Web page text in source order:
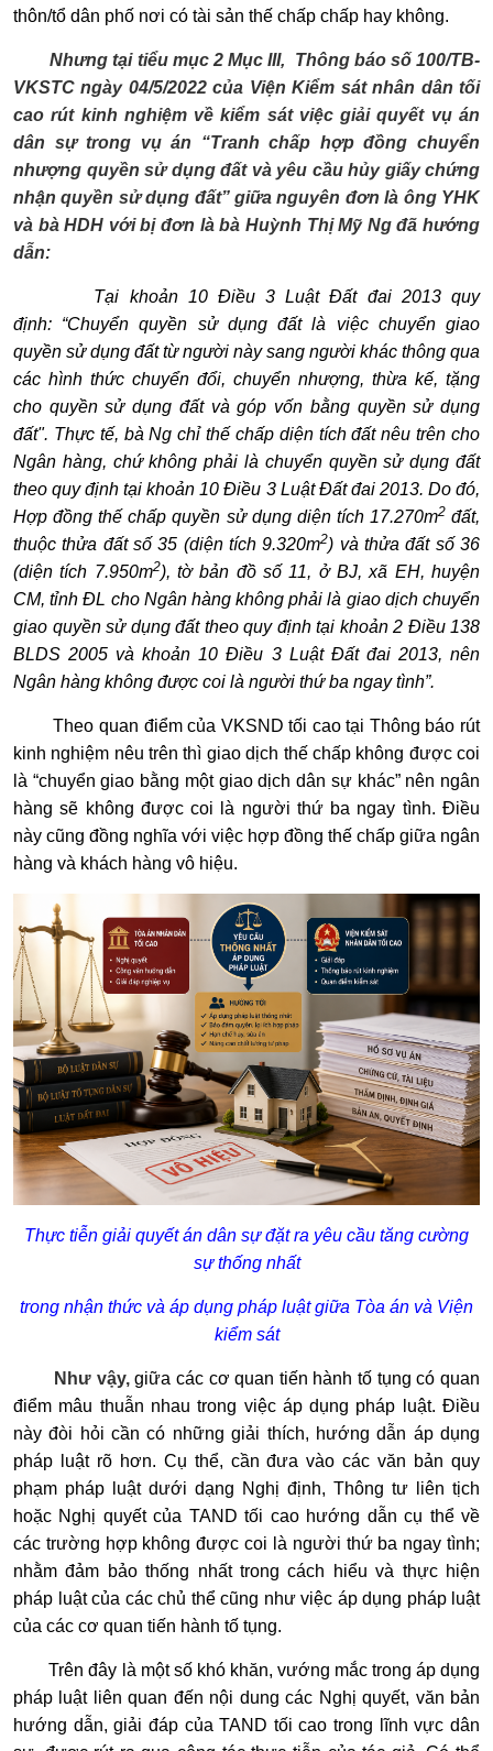
thôn/tổ dân phố nơi có tài sản thế chấp chấp hay không.
Nhưng tại tiểu mục 2 Mục III,
Thông báo số 100/TB-
VKSTC ngày 04/5/2022 của Viện Kiểm sát nhân dân tối
cao rút kinh nghiệm về kiểm sát việc giải quyết vụ án
dân sự trong vụ án “Tranh chấp hợp đồng chuyển
nhượng quyền sử dụng đất và yêu cầu hủy giấy chứng
nhận quyền sử dụng đất” giữa nguyên đơn là ông YHK
và bà HDH với bị đơn là bà Huỳnh Thị Mỹ Ng đã hướng
dẫn:
Tại khoản 10 Điều 3 Luật Đất đai 2013 quy
định: “Chuyển quyền sử dụng đất là việc chuyển giao
quyền sử dụng đất từ người này sang người khác thông qua
các hình thức chuyển đổi, chuyển nhượng, thừa kế, tặng
cho quyền sử dụng đất và góp vốn bằng quyền sử dụng
đất". Thực tế, bà Ng chỉ thế chấp diện tích đất nêu trên cho
Ngân hàng, chứ không phải là chuyển quyền sử dụng đất
theo quy định tại khoản 10 Điều 3 Luật Đất đai 2013. Do đó,
Hợp đồng thế chấp quyền sử dụng diện tích 17.270m2đất,
thuộc thửa đất số 35 (diện tích 9.320m2) và thửa đất số 36
(diện tích 7.950m2), tờ bản đồ số 11, ở BJ, xã EH, huyện
CM, tỉnh ĐL cho Ngân hàng không phải là giao dịch chuyển
giao quyền sử dụng đất theo quy định tại khoản 2 Điều 138
BLDS 2005 và khoản 10 Điều 3 Luật Đất đai 2013, nên
Ngân hàng không được coi là người thứ ba ngay tình”.
Theo quan điểm của VKSND tối cao tại Thông báo rút
kinh nghiệm nêu trên thì giao dịch thế chấp không được coi
là “chuyển giao bằng một giao dịch dân sự khác” nên ngân
hàng sẽ không được coi là người thứ ba ngay tình. Điều
này cũng đồng nghĩa với việc hợp đồng thế chấp giữa ngân
hàng và khách hàng vô hiệu.
Thực tiễn giải quyết án dân sự đặt ra yêu cầu tăng cường
sự thống nhất
trong nhận thức và áp dụng pháp luật giữa Tòa án và Viện
kiểm sát
Như vậy,giữa các cơ quan tiến hành tố tụng có quan
điểm mâu thuẫn nhau trong việc áp dụng pháp luật. Điều
này đòi hỏi cần có những giải thích, hướng dẫn áp dụng
pháp luật rõ hơn. Cụ thể, cần đưa vào các văn bản quy
phạm pháp luật dưới dạng Nghị định, Thông tư liên tịch
hoặc Nghị quyết của TAND tối cao hướng dẫn cụ thể về
các trường hợp không được coi là người thứ ba ngay tình;
nhằm đảm bảo thống nhất trong cách hiểu và thực hiện
pháp luật của các chủ thể cũng như việc áp dụng pháp luật
của các cơ quan tiến hành tố tụng.
Trên đây là một số khó khăn, vướng mắc trong áp dụng
pháp luật liên quan đến nội dung các Nghị quyết, văn bản
hướng dẫn, giải đáp của TAND tối cao trong lĩnh vực dân